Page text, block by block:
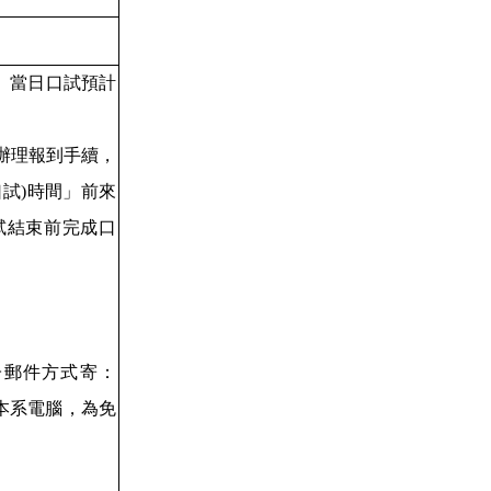
當日口試預計
理報到手續，
)時間」前來
束前完成口
件方式寄：
系電腦，為免